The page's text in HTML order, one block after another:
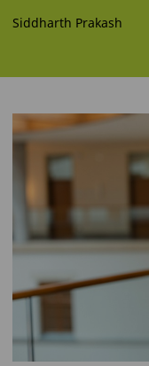
Siddharth Prakash